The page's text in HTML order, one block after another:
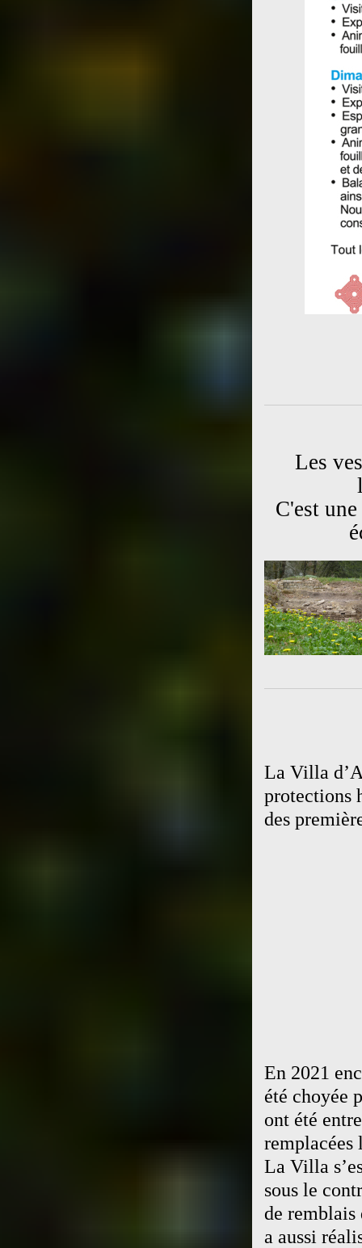
Les
C'est
La Villa
protections
des
En 2021
été choyée
ont été
remplacées
La Villa
sous le
de remblais
a aussi